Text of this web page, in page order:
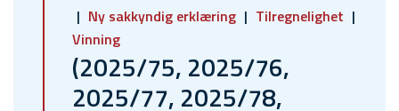
Ny sakkyndig erklæring
Tilregnelighet
Vinning
(2025/75, 2025/76,
2025/77, 2025/78,